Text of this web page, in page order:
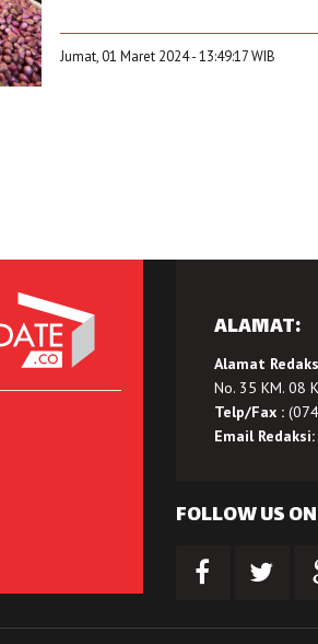
Jumat, 01 Maret 2024 - 13:49:17 WIB
ALAMAT:
Alamat
No. 35 KM. 08
Telp/Fax :
Email Redaksi:
FOLLOW US ON